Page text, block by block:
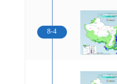
8-4